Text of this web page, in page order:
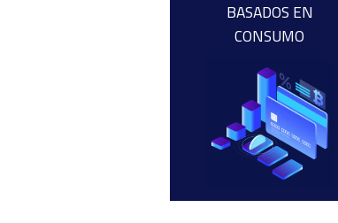
BASADOS EN
CONSUMO